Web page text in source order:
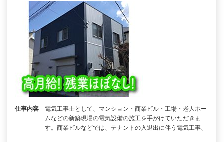
仕事内容
電気工事士として、マンション・商業ビル・工場・老人ホー
ムなどの新築現場の電気設備の施工を手がけていただきま
す。商業ビルなどでは、テナントの入退出に伴う電気工事、
…